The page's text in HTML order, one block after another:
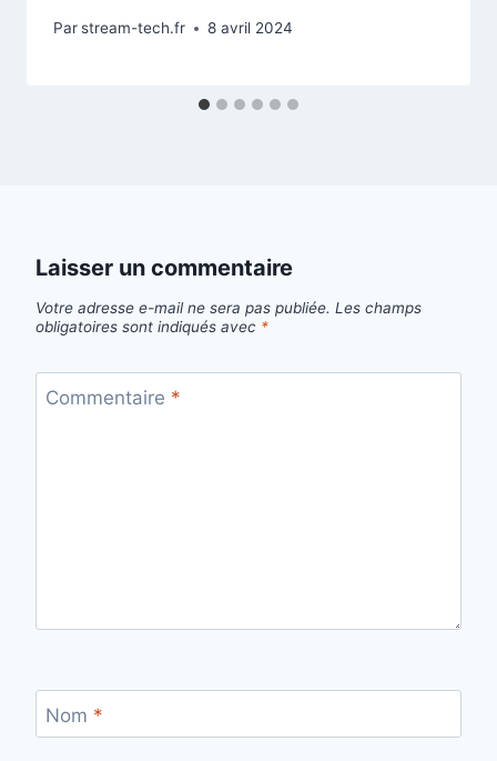
Parstream-tech.fr 8 avril 2024
Laisser un commentaire
Votre adresse e-mail ne sera pas publiée. Les champs
obligatoires sont indiqués avec *
Commentaire *
Nom *